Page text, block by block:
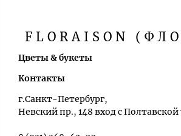
FLORAISON
Цветы & букеты
Контакты
г.Санкт-Петербург,
Невский пр., 148 вход с Полтавской